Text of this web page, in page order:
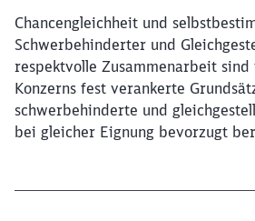
Chancengleichheit und
Schwerbehinderter und
respektvolle Zusammenarbeit sind
Konzerns fest verankerte
schwerbehinderte und
bei gleicher Eignung bevorzugt